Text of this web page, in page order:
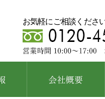
お気軽にご相談くださ